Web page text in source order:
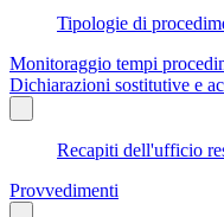
Tipologie di
Monitoraggio tempi
Dichiarazioni sostitutive e
Recapiti dell'ufficio
Provvedimenti